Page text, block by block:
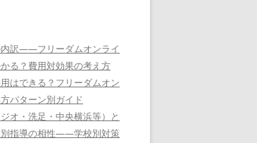
内訳——フリーダムオンライ
る？費用対効果の考え方
はできる？フリーダムオン
パターン別ガイド
オ・洗足・中央横浜等）と
別指導の相性——学校別対策